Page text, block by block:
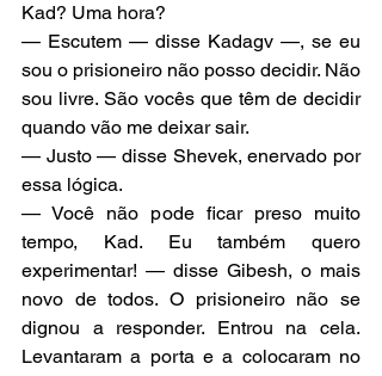
Kad? Uma hora?
— Escutem — disse Kadagv —, se eu
sou o prisioneiro não posso decidir. Não
sou livre. São vocês que têm de decidir
quando vão me deixar sair.
— Justo — disse Shevek, enervado por
essa lógica.
— Você não pode ficar preso muito
tempo, Kad. Eu também quero
experimentar! — disse Gibesh, o mais
novo de todos. O prisioneiro não se
dignou a responder. Entrou na cela.
Levantaram a porta e a colocaram no